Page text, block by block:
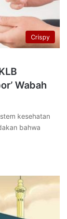
Crispy
Wabah
kesehatan
bahwa